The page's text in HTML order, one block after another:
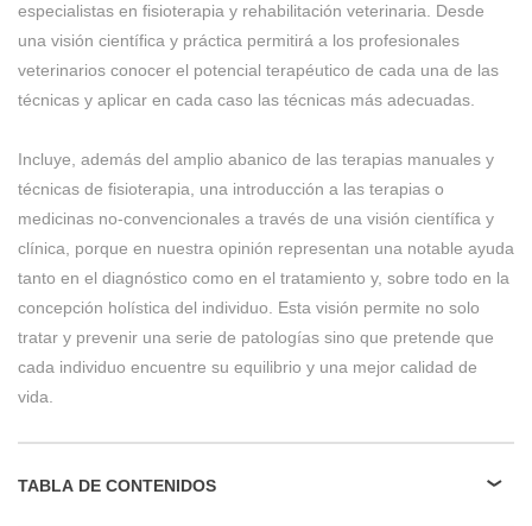
especialistas en fisioterapia y rehabilitación veterinaria. Desde
una visión científica y práctica permitirá a los profesionales
veterinarios conocer el potencial terapéutico de cada una de las
técnicas y aplicar en cada caso las técnicas más adecuadas.
Incluye, además del amplio abanico de las terapias manuales y
técnicas de fisioterapia, una introducción a las terapias o
medicinas no-convencionales a través de una visión científica y
clínica, porque en nuestra opinión representan una notable ayuda
tanto en el diagnóstico como en el tratamiento y, sobre todo en la
concepción holística del individuo. Esta visión permite no solo
tratar y prevenir una serie de patologías sino que pretende que
cada individuo encuentre su equilibrio y una mejor calidad de
vida.
TABLA DE CONTENIDOS